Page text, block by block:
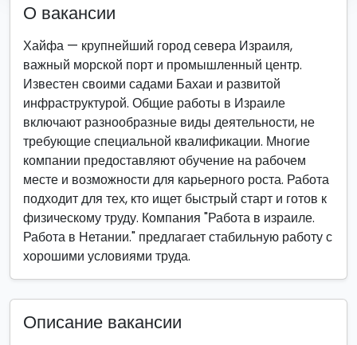
О вакансии
Хайфа — крупнейший город севера Израиля,
важный морской порт и промышленный центр.
Известен своими садами Бахаи и развитой
инфраструктурой. Общие работы в Израиле
включают разнообразные виды деятельности, не
требующие специальной квалификации. Многие
компании предоставляют обучение на рабочем
месте и возможности для карьерного роста. Работа
подходит для тех, кто ищет быстрый старт и готов к
физическому труду. Компания "Работа в израиле.
Работа в Нетании." предлагает стабильную работу с
хорошими условиями труда.
Описание вакансии